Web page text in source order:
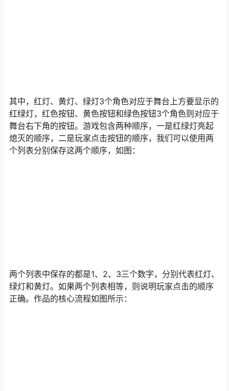
其中，红灯、黄灯、绿灯3个角色对应于舞台上方要显示的
红绿灯，红色按钮、黄色按钮和绿色按钮3个角色则对应于
舞台右下角的按钮。游戏包含两种顺序，一是红绿灯亮起
熄灭的顺序，二是玩家点击按钮的顺序，我们可以使用两
个列表分别保存这两个顺序，如图：
两个列表中保存的都是1、2、3三个数字，分别代表红灯、
绿灯和黄灯。如果两个列表相等，则说明玩家点击的顺序
正确。作品的核心流程如图所示：